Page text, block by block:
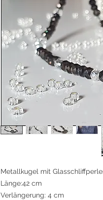
Metallkugel mit
Länge:42 cm
Verlängerung: 4 cm